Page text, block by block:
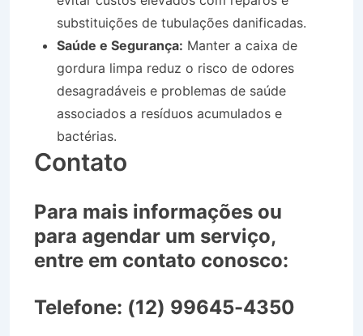
substituições de tubulações danificadas.
Saúde e Segurança: Manter a caixa de
gordura limpa reduz o risco de odores
desagradáveis e problemas de saúde
associados a resíduos acumulados e
bactérias.
Contato
Para mais informações ou
para agendar um serviço,
entre em contato conosco:
Telefone: (12) 99645-4350